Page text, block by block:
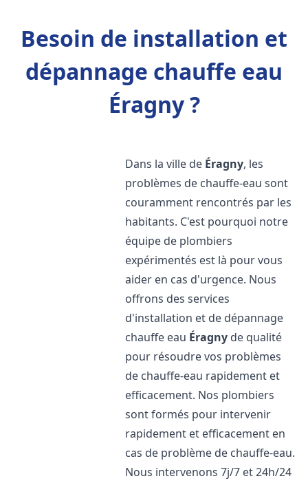
Besoin de installation et
dépannage chauffe eau
Éragny ?
Dans la ville de Éragny, les
problèmes de chauffe-eau sont
couramment rencontrés par les
habitants. C'est pourquoi notre
équipe de plombiers
expérimentés est là pour vous
aider en cas d'urgence. Nous
offrons des services
d'installation et de dépannage
chauffe eau Éragny de qualité
pour résoudre vos problèmes
de chauffe-eau rapidement et
efficacement. Nos plombiers
sont formés pour intervenir
rapidement et efficacement en
cas de problème de chauffe-eau.
Nous intervenons 7j/7 et 24h/24